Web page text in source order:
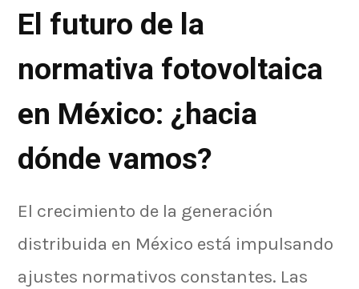
El futuro de la
normativa fotovoltaica
en México: ¿hacia
dónde vamos?
El crecimiento de la generación
distribuida en México está impulsando
ajustes normativos constantes. Las